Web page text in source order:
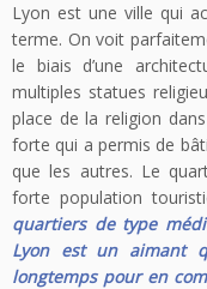
Lyon est une ville qui
terme. On voit
le biais d’une
multiples statues
place de la religion
forte qui a permis de
que les autres. Le
forte population
quartiers de type
Lyon est un aimant
longtemps pour en